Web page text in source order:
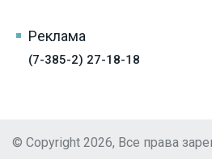
Реклама
(7-385-2) 27-18-18
© Copyright 2026, Все права